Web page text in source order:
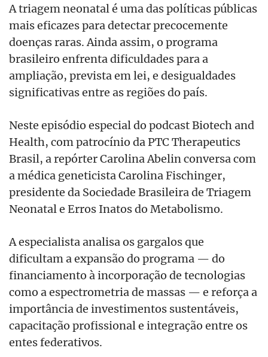
A triagem neonatal é uma das políticas públicas
mais eficazes para detectar precocemente
doenças raras. Ainda assim, o programa
brasileiro enfrenta dificuldades para a
ampliação, prevista em lei, e desigualdades
significativas entre as regiões do país.
Neste episódio especial do podcast Biotech and
Health, com patrocínio da PTC Therapeutics
Brasil, a repórter Carolina Abelin conversa com
a médica geneticista Carolina Fischinger,
presidente da Sociedade Brasileira de Triagem
Neonatal e Erros Inatos do Metabolismo.
A especialista analisa os gargalos que
dificultam a expansão do programa — do
financiamento à incorporação de tecnologias
como a espectrometria de massas — e reforça a
importância de investimentos sustentáveis,
capacitação profissional e integração entre os
entes federativos.